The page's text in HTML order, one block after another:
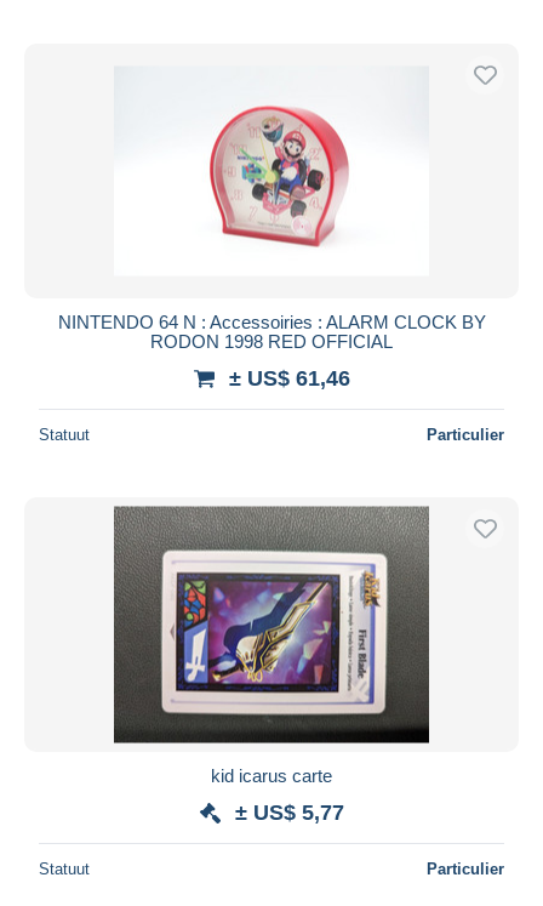
NINTENDO 64 N : Accessoiries : ALARM CLOCK BY
RODON 1998 RED OFFICIAL
± US$ 61,46
Statuut Particulier
kid icarus carte
± US$ 5,77
Statuut Particulier